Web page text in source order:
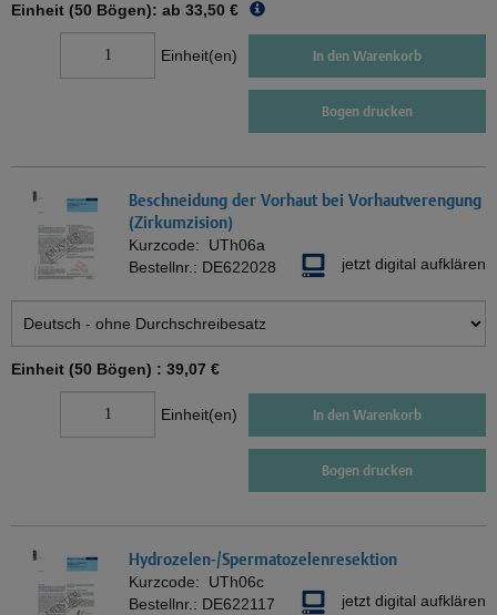
Einheit (50 Bögen): ab 33,50 €
Einheit(en) In den Warenkorb
Bogen drucken
Beschneidung der Vorhaut bei Vorhautverengung
(Zirkumzision)
Kurzcode: UTh06a
Bestellnr.: DE622028 jetzt digital aufklären
Einheit (50 Bögen) : 39,07 €
Einheit(en) In den Warenkorb
Bogen drucken
Hydrozelen-/Spermatozelenresektion
Kurzcode: UTh06c
Bestellnr.: DE622117 jetzt digital aufklären